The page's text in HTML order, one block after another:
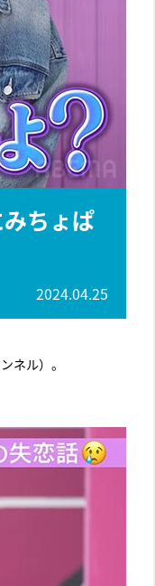
ちょぱ
2024.04.25
ネル）。
！げーみんぐ』＝LOV
＆佐々木舞香SPインタ